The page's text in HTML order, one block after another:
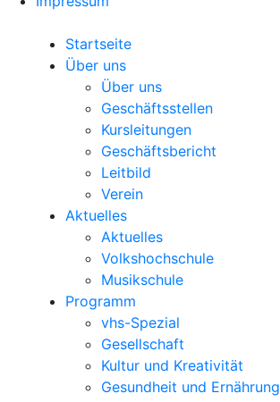
Startseite
Über uns
Über uns
Geschäftsstellen
Kursleitungen
Geschäftsbericht
Leitbild
Verein
Aktuelles
Aktuelles
Volkshochschule
Musikschule
Programm
vhs-Spezial
Gesellschaft
Kultur und Kreativität
Gesundheit und Ernährung